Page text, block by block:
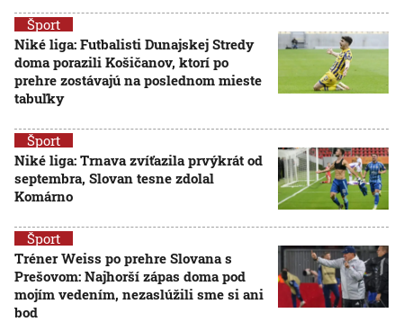
Šport
Niké liga: Futbalisti Dunajskej Stredy
doma porazili Košičanov, ktorí po
prehre zostávajú na poslednom mieste
tabuľky
Šport
Niké liga: Trnava zvíťazila prvýkrát od
septembra, Slovan tesne zdolal
Komárno
Šport
Tréner Weiss po prehre Slovana s
Prešovom: Najhorší zápas doma pod
mojím vedením, nezaslúžili sme si ani
bod